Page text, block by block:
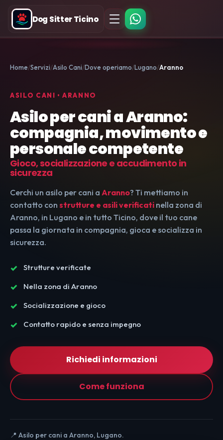
Dog Sitter Ticino
Home Servizi Asilo Cani Dove operiamo Lugano Aranno
ASILO CANI • ARANNO
Asilo per cani a Aranno:
compagnia, movimento e
personale competente
Gioco, socializzazione e accudimento in
sicurezza
Cerchi un asilo per cani a Aranno? Ti mettiamo in
contatto con strutture e asili verificati nella zona di
Aranno, in Lugano e in tutto Ticino, dove il tuo cane
passa la giornata in compagnia, gioca e socializza in
sicurezza.
Strutture verificate
Nella zona di Aranno
Socializzazione e gioco
Contatto rapido e senza impegno
Richiedi informazioni
Come funziona
📍 Asilo per cani a Aranno, Lugano.